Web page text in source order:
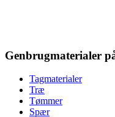
Genbrugmaterialer
Tagmaterialer
Træ
Tømmer
Spær